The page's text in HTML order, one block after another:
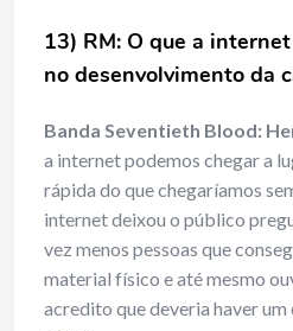
13) RM: O que a
no desenvolvimento da
Banda Seventieth Blood:
a internet podemos chegar a
rápida do que chegaríamos
internet deixou o público
vez menos pessoas que
material físico e até mesmo
acredito que deveria haver